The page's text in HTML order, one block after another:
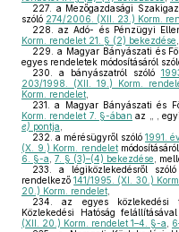
227.
a Mezőgazdasági
szóló 274/2006. (XII. 23.) Korm.
228.
az Adó- és Pénzügyi
Korm. rendelet 21. § (2) bekezdése
229.
a Magyar Bányászati és
egyes rendeletek módosításáról
230.
a bányászatról szóló
203/1998. (XII. 19.) Korm.
Korm. rendelet
231.
a Magyar Bányászati és
Korm. rendelet 7. §-ában az „ ,
e) pontja
232. a mérésügyről szóló 1991.
(X. 9.) Korm. rendelet
6. §-a 7. § (3)–(4) bekezdése ,
233.
a légiközlekedésről szóló
rendelkező141/1995. (XI. 30.)
20.) Korm. rendelet
234.
az egyes közlekedési
Közlekedési Hatóság
(XII. 20.) Korm. rendelet 1–4. §-a